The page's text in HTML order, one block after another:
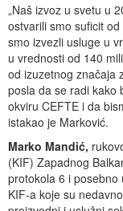
„Naš izvoz u svetu u
ostvarili smo suficit
smo izvezli usluge u
u vrednosti od 140
od izuzetnog značaja
posla da se radi kako
okviru CEFTE i da
istakao je Marković.
Marko Mandić,
(KIF) Zapadnog
protokola 6 i
KIF-a koje su